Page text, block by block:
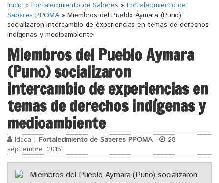
Inicio » Fortalecimiento de Saberes » Fortalecimiento de
Saberes PPOMA » Miembros del Pueblo Aymara (Puno)
socializaron intercambio de experiencias en temas de derechos
indígenas y medioambiente
Miembros del Pueblo Aymara
(Puno) socializaron
intercambio de experiencias en
temas de derechos indígenas y
medioambiente
ideca | Fortalecimiento de Saberes PPOMA-
28
septiembre, 2015